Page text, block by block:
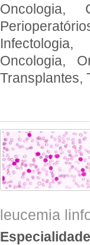
Oncologia,
Infectologia,
Oncologia,
Transplantes,
leucemia